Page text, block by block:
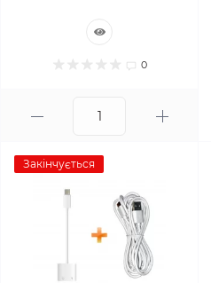
0
Закінчується